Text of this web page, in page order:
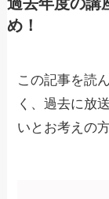
め！
この記事を読
く、過去に放
いとお考えの